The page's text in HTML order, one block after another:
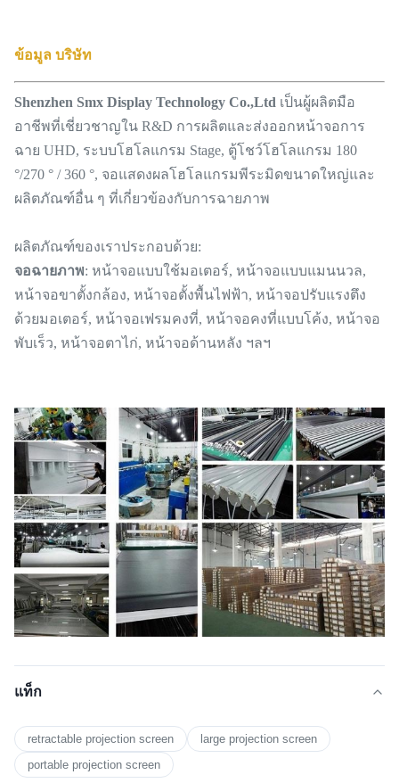
ข้อมูล บริษัท
Shenzhen Smx Display Technology Co.,Ltd เป็นผู้ผลิตมือ
อาชีพที่เชี่ยวชาญใน R&D การผลิตและส่งออกหน้าจอการ
ฉาย UHD, ระบบโฮโลแกรม Stage, ตู้โชว์โฮโลแกรม 180
°/270 ° / 360 °, จอแสดงผลโฮโลแกรมพีระมิดขนาดใหญ่และ
ผลิตภัณฑ์อื่น ๆ ที่เกี่ยวข้องกับการฉายภาพ
ผลิตภัณฑ์ของเราประกอบด้วย:
จอฉายภาพ: หน้าจอแบบใช้มอเตอร์, หน้าจอแบบแมนนวล,
หน้าจอขาตั้งกล้อง, หน้าจอตั้งพื้นไฟฟ้า, หน้าจอปรับแรงตึง
ด้วยมอเตอร์, หน้าจอเฟรมคงที่, หน้าจอคงที่แบบโค้ง, หน้าจอ
พับเร็ว, หน้าจอตาไก่, หน้าจอด้านหลัง ฯลฯ
แท็ก
retractable projection screen
large projection screen
portable projection screen